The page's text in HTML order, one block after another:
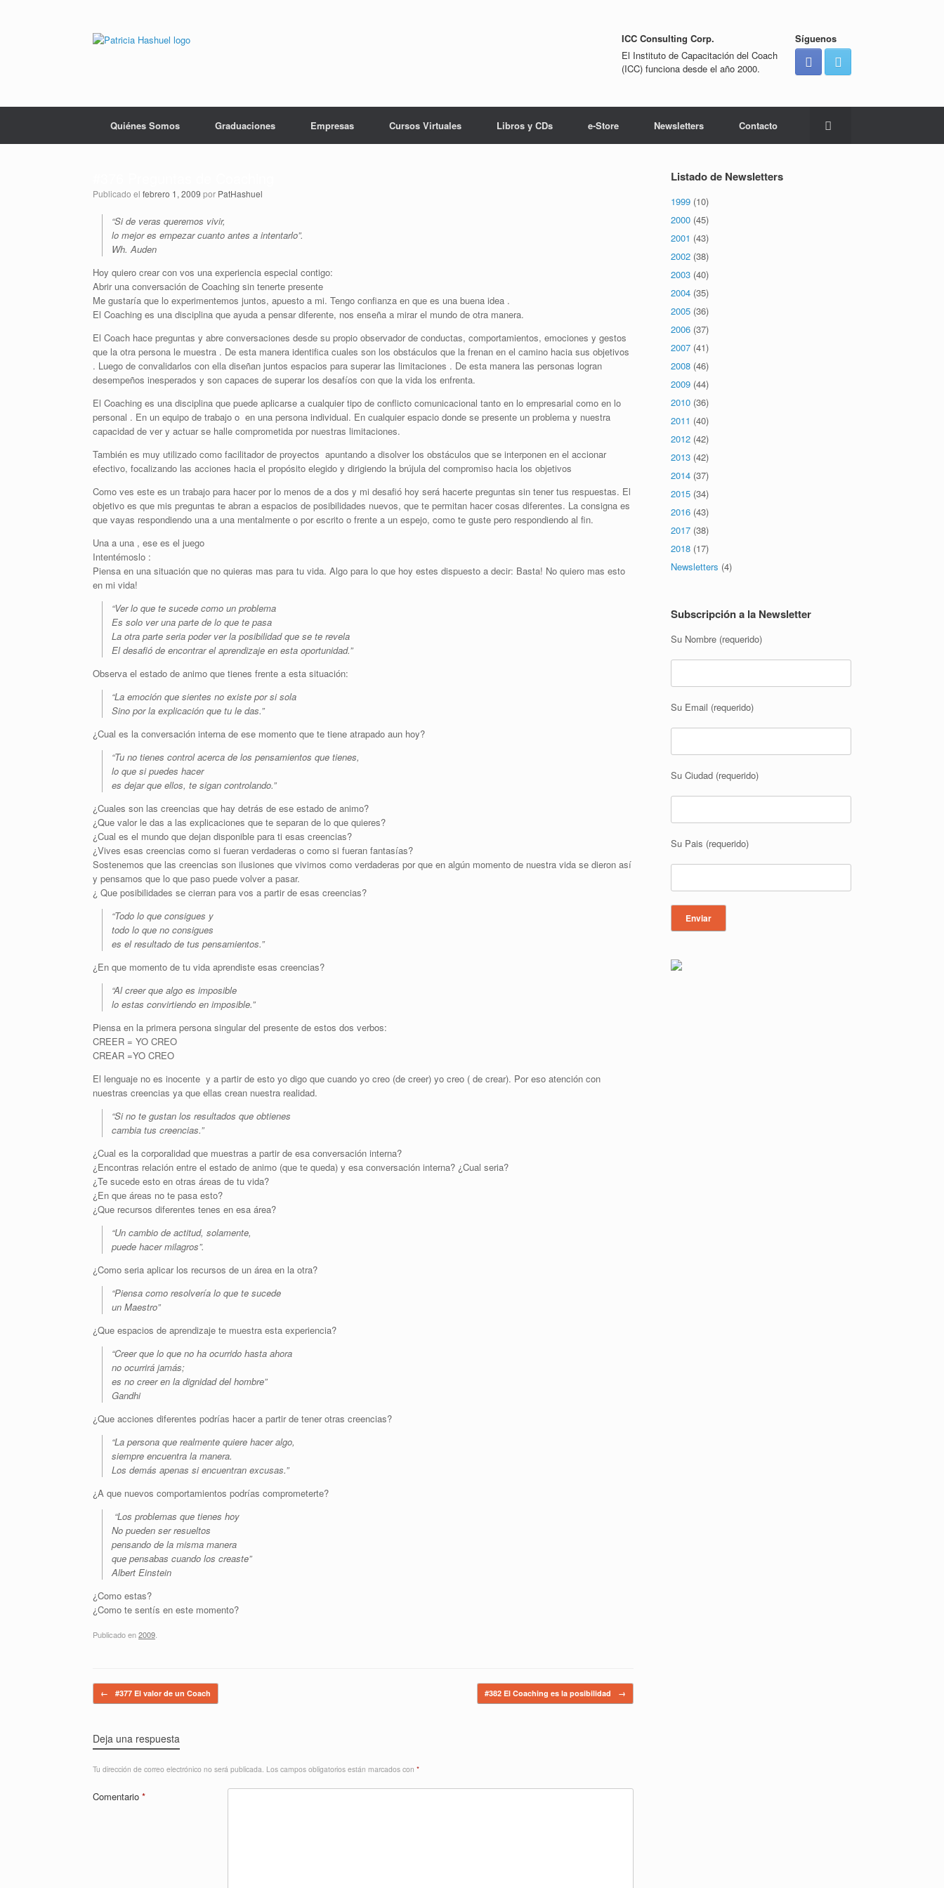
ICC Consulting Corp.
El Instituto de Capacitación del Coach
(ICC) funciona desde el año 2000.
Síguenos
Quiénes Somos Graduaciones Empresas Cursos Virtuales Libros y CDs e-Store Newsletters Contacto
Publicado el febrero 1, 2009 por PatHashuel
“Si de veras queremos vivir,
lo mejor es empezar cuanto antes a intentarlo”.
Wh. Auden
Hoy quiero crear con vos una experiencia especial contigo:
Abrir una conversación de Coaching sin tenerte presente
Me gustaría que lo experimentemos juntos, apuesto a mi. Tengo confianza en que es una buena idea .
El Coaching es una disciplina que ayuda a pensar diferente, nos enseña a mirar el mundo de otra manera.
El Coach hace preguntas y abre conversaciones desde su propio observador de conductas, comportamientos, emociones y gestos
que la otra persona le muestra . De esta manera identifica cuales son los obstáculos que la frenan en el camino hacia sus objetivos
. Luego de convalidarlos con ella diseñan juntos espacios para superar las limitaciones . De esta manera las personas logran
desempeños inesperados y son capaces de superar los desafíos con que la vida los enfrenta.
El Coaching es una disciplina que puede aplicarse a cualquier tipo de conflicto comunicacional tanto en lo empresarial como en lo
personal . En un equipo de trabajo o en una persona individual. En cualquier espacio donde se presente un problema y nuestra
capacidad de ver y actuar se halle comprometida por nuestras limitaciones.
También es muy utilizado como facilitador de proyectos apuntando a disolver los obstáculos que se interponen en el accionar
efectivo, focalizando las acciones hacia el propósito elegido y dirigiendo la brújula del compromiso hacia los objetivos
Como ves este es un trabajo para hacer por lo menos de a dos y mi desafió hoy será hacerte preguntas sin tener tus respuestas. El
objetivo es que mis preguntas te abran a espacios de posibilidades nuevos, que te permitan hacer cosas diferentes. La consigna es
que vayas respondiendo una a una mentalmente o por escrito o frente a un espejo, como te guste pero respondiendo al fin.
Una a una , ese es el juego
Intentémoslo :
Piensa en una situación que no quieras mas para tu vida. Algo para lo que hoy estes dispuesto a decir: Basta! No quiero mas esto
en mi vida!
“Ver lo que te sucede como un problema
Es solo ver una parte de lo que te pasa
La otra parte seria poder ver la posibilidad que se te revela
El desafió de encontrar el aprendizaje en esta oportunidad.”
Observa el estado de animo que tienes frente a esta situación:
“La emoción que sientes no existe por si sola
Sino por la explicación que tu le das.”
¿Cual es la conversación interna de ese momento que te tiene atrapado aun hoy?
“Tu no tienes control acerca de los pensamientos que tienes,
lo que si puedes hacer
es dejar que ellos, te sigan controlando.”
¿Cuales son las creencias que hay detrás de ese estado de animo?
¿Que valor le das a las explicaciones que te separan de lo que quieres?
¿Cual es el mundo que dejan disponible para ti esas creencias?
¿Vives esas creencias como si fueran verdaderas o como si fueran fantasías?
Sostenemos que las creencias son ilusiones que vivimos como verdaderas por que en algún momento de nuestra vida se dieron así
y pensamos que lo que paso puede volver a pasar.
¿ Que posibilidades se cierran para vos a partir de esas creencias?
“Todo lo que consigues y
todo lo que no consigues
es el resultado de tus pensamientos.”
¿En que momento de tu vida aprendiste esas creencias?
“Al creer que algo es imposible
lo estas convirtiendo en imposible.”
Piensa en la primera persona singular del presente de estos dos verbos:
CREER = YO CREO
CREAR =YO CREO
El lenguaje no es inocente y a partir de esto yo digo que cuando yo creo (de creer) yo creo ( de crear). Por eso atención con
nuestras creencias ya que ellas crean nuestra realidad.
“Si no te gustan los resultados que obtienes
cambia tus creencias.”
¿Cual es la corporalidad que muestras a partir de esa conversación interna?
¿Encontras relación entre el estado de animo (que te queda) y esa conversación interna? ¿Cual seria?
¿Te sucede esto en otras áreas de tu vida?
¿En que áreas no te pasa esto?
¿Que recursos diferentes tenes en esa área?
“Un cambio de actitud, solamente,
puede hacer milagros”.
¿Como seria aplicar los recursos de un área en la otra?
“Piensa como resolvería lo que te sucede
un Maestro”
¿Que espacios de aprendizaje te muestra esta experiencia?
“Creer que lo que no ha ocurrido hasta ahora
no ocurrirá jamás;
es no creer en la dignidad del hombre”
Gandhi
¿Que acciones diferentes podrías hacer a partir de tener otras creencias?
“La persona que realmente quiere hacer algo,
siempre encuentra la manera.
Los demás apenas si encuentran excusas.”
¿A que nuevos comportamientos podrías comprometerte?
“Los problemas que tienes hoy
No pueden ser resueltos
pensando de la misma manera
que pensabas cuando los creaste”
Albert Einstein
¿Como estas?
¿Como te sentís en este momento?
Publicado en2009
Navegador de artículos
← #377 El valor de un Coach #382 El Coaching es la posibilidad →
Deja una respuesta
Tu dirección de correo electrónico no será publicada. Los campos obligatorios están marcados con *
Comentario *
Listado de Newsletters
1999 (10)
2000 (45)
2001 (43)
2002 (38)
2003 (40)
2004 (35)
2005 (36)
2006 (37)
2007 (41)
2008 (46)
2009 (44)
2010 (36)
2011 (40)
2012 (42)
2013 (42)
2014 (37)
2015 (34)
2016 (43)
2017 (38)
2018 (17)
Newsletters (4)
Subscripción a la Newsletter
Su Nombre (requerido)
Su Email (requerido)
Su Ciudad (requerido)
Su Pais (requerido)